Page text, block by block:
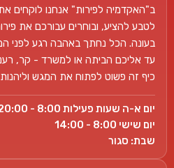
ב"האקדמיה לפירות" אנחנו לוקחים
לטבע להציע, ובוחרים עבורכם את
בעונה. הכל נחתך באהבה רגע לפני
עד אליכם הביתה או למשרד - קר, רענן
כיף זה פשוט לפתוח את המגש
יום א-ה שעות פעילות 8:00 - 20:00
יום שישי 8:00 - 14:00
שבת: סגור